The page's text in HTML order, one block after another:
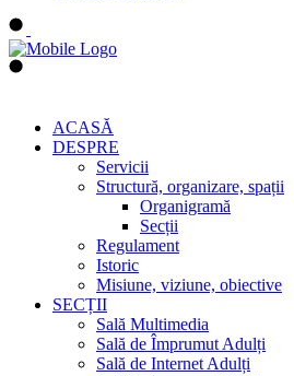
ACASĂ
DESPRE
Servicii
Structură, organizare, spații
Organigramă
Secții
Regulament
Istoric
Misiune, viziune, obiective
SECȚII
Sală Multimedia
Sală de Împrumut Adulți
Sală de Internet Adulți